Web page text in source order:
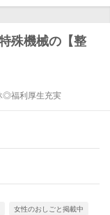
殊機械の【整
◎福利厚生充実
女性のおしごと掲載中